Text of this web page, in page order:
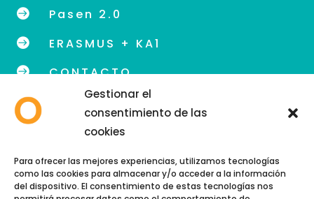
Gestionar el
consentimiento de las
cookies
Para ofrecer las mejores experiencias, utilizamos tecnologías
como las cookies para almacenar y/o acceder a la información
del dispositivo. El consentimiento de estas tecnologías nos
 Pasen 2.0
 ERASMUS + KA1
 CONTACTO
Teléfono: 958 89 48 54